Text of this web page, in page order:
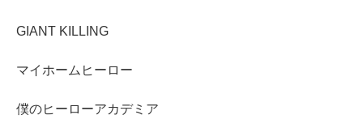
GIANT KILLING
マイホームヒーロー
僕のヒーローアカデミア